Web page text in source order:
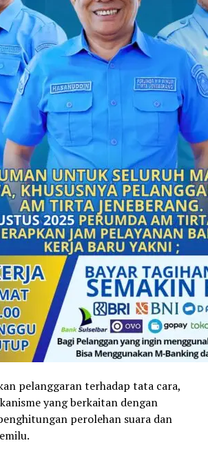
pelanggaran terhadap tata cara,
yang berkaitan dengan
perolehan suara dan